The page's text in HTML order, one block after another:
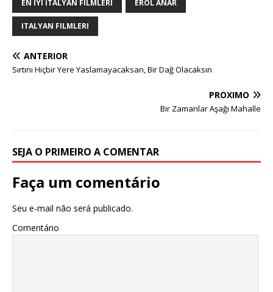
EN IYI İTALYAN FILMLERI EROL ANAR
ITALYAN FILMLERI
ANTERIOR
Sırtını Hiçbir Yere Yaslamayacaksan, Bir Dağ Olacaksın
PRÓXIMO
Bir Zamanlar Aşağı Mahalle
SEJA O PRIMEIRO A COMENTAR
Faça um comentário
Seu e-mail não será publicado.
Comentário